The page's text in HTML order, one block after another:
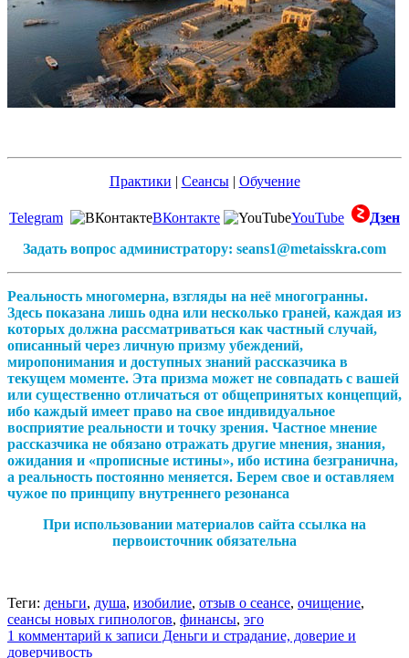
Практики | Сеансы| Обучение
Telegram ВКонтакте YouTube
Дзен
Задать вопрос администратору: seans1@metaisskra.com
Реальность многомерна, взгляды на неё многогранны.
Здесь показана лишь одна или несколько граней, каждая из
которых должна рассматриваться как частный случай,
описанный через личную призму убеждений,
миропонимания и доступных знаний рассказчика в
текущем моменте. Эта призма может не совпадать с вашей
или существенно отличаться от общепринятых концепций,
ибо каждый имеет право на свое индивидуальное
восприятие реальности и точку зрения. Частное мнение
рассказчика не обязано отражать другие мнения, знания,
ожидания и «прописные истины», ибо истина безгранична,
а реальность постоянно меняется. Берем свое и оставляем
чужое по принципу внутреннего резонанса
При использовании материалов сайта ссылка на
первоисточник обязательна
Теги: деньги, душа, изобилие, отзыв о сеансе, очищение,
сеансы новых гипнологов, финансы, эго
1 комментарий к записи Деньги и страдание, доверие и
доверчивость